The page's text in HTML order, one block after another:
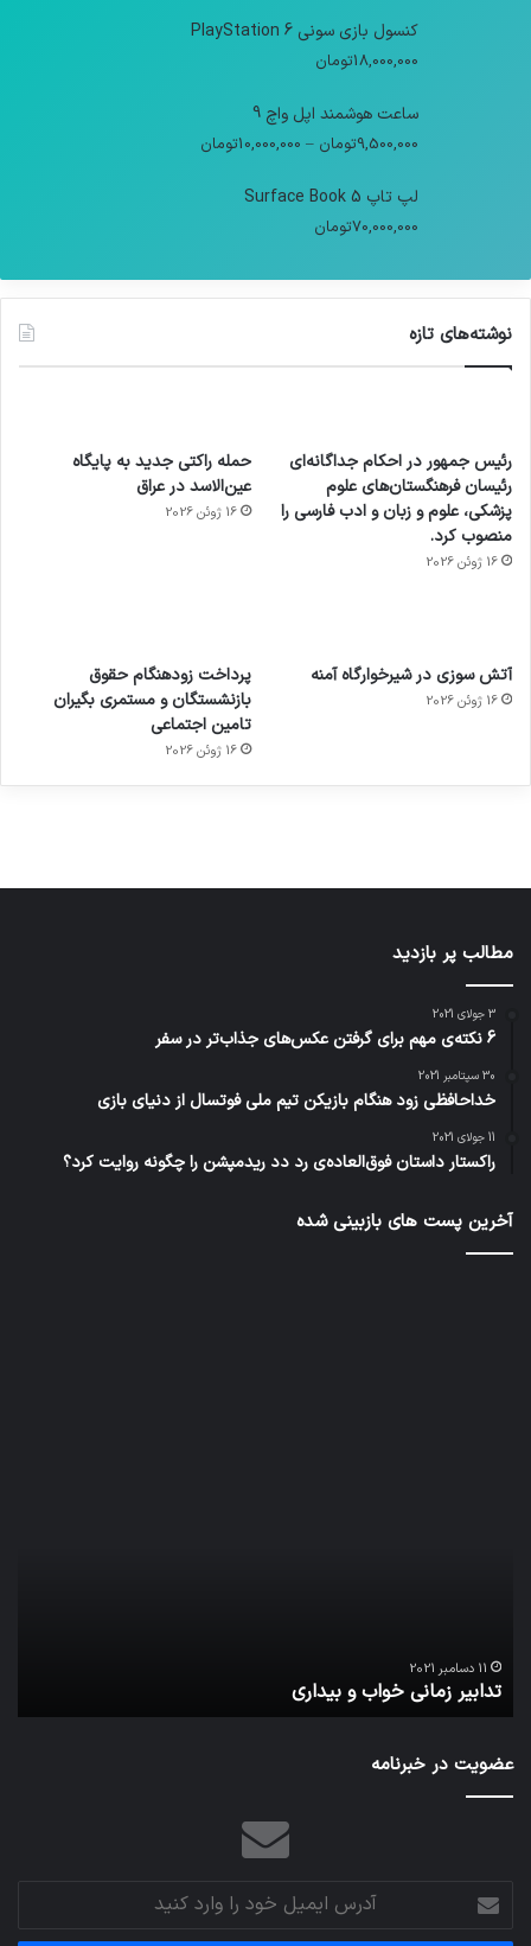
کنسول بازی سونی PlayStation 6
18,000,000تومان
ساعت هوشمند اپل واچ 9
9,500,000تومان –
10,000,000تومان
لپ تاپ Surface Book 5
70,000,000تومان
نوشته‌های تازه
رئیس جمهور در احکام جداگانه‌ای
رئیسان فرهنگستان‌های علوم
پزشکی، علوم و زبان و ادب فارسی را
منصوب کرد.
16 ژوئن 2026
حمله راکتی جدید به پایگاه
عین‌الاسد در عراق
16 ژوئن 2026
آتش سوزی در شیرخوارگاه آمنه
16 ژوئن 2026
پرداخت زودهنگام حقوق
بازنشستگان و مستمری بگیران
تامین اجتماعی
16 ژوئن 2026
برای
کشف
توسط
مجازی
…
ساعت
هوشمند
با طعم
توسط
ژاکت
در
های
2023
توسط
مطالب پر بازدید
3 جولای 2021
6 نکته‌ی مهم برای گرفتن عکس‌های جذاب‌تر در سفر
30 سپتامبر 2021
خداحافظی زود هنگام بازیکن تیم ملی فوتسال از دنیای بازی
11 جولای 2021
راکستار داستان فوق‌العاده‌ی رد دد ریدمپشن را چگونه روایت کرد؟
آخرین پست های بازبینی شده
11 دسامبر 2021
تدابیر زمانی خواب و بیداری
عضویت در خبرنامه
آدرس
ایمیل